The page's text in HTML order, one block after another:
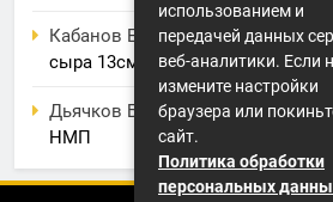
Кабанов Евсейк записиНож
сыра 13см
Дьячков Бориск записи
НМП
использованием и
передачей данных
веб-аналитики. Если
измените настройки
браузера или
сайт.
Политика обработки
персональных